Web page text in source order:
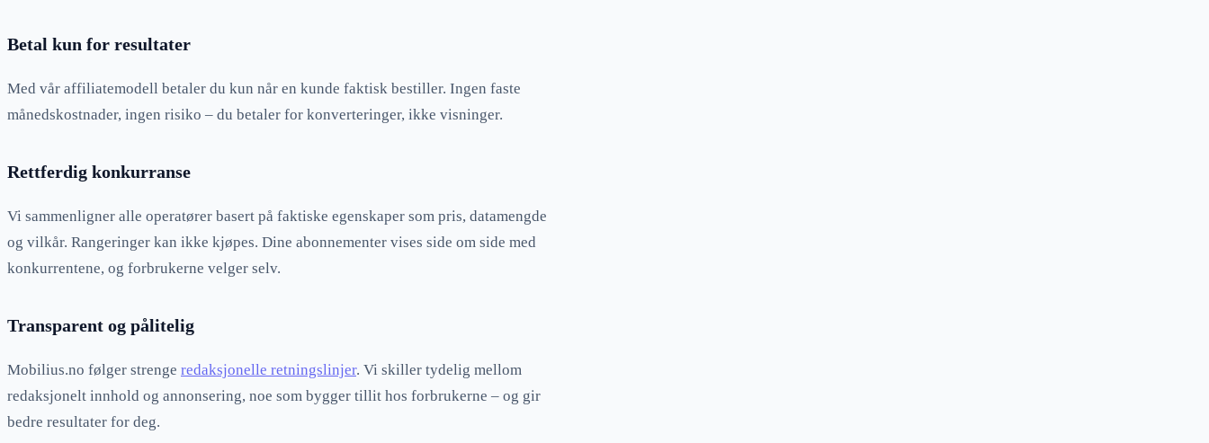
Betal kun for resultater
Med vår affiliatemodell betaler du kun når en kunde faktisk bestiller. Ingen faste
månedskostnader, ingen risiko – du betaler for konverteringer, ikke visninger.
Rettferdig konkurranse
Vi sammenligner alle operatører basert på faktiske egenskaper som pris, datamengde
og vilkår. Rangeringer kan ikke kjøpes. Dine abonnementer vises side om side med
konkurrentene, og forbrukerne velger selv.
Transparent og pålitelig
Mobilius.no følger strenge redaksjonelle retningslinjer. Vi skiller tydelig mellom
redaksjonelt innhold og annonsering, noe som bygger tillit hos forbrukerne – og gir
bedre resultater for deg.